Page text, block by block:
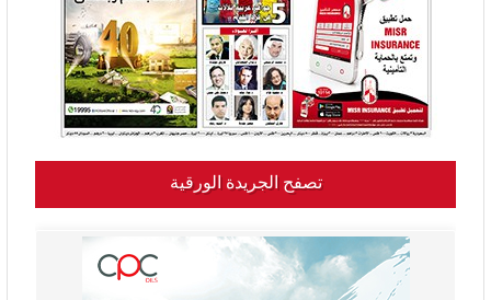
تصفح الجريدة الورقية